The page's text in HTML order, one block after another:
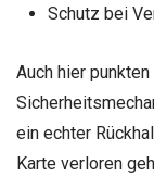
Schutz bei
Auch hier
ein echter
Karte verloren